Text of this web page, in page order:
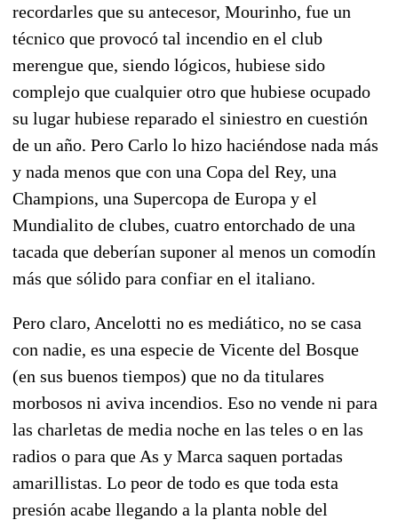
recordarles que su antecesor, Mourinho, fue un
técnico que provocó tal incendio en el club
merengue que, siendo lógicos, hubiese sido
complejo que cualquier otro que hubiese ocupado
su lugar hubiese reparado el siniestro en cuestión
de un año. Pero Carlo lo hizo haciéndose nada más
y nada menos que con una Copa del Rey, una
Champions, una Supercopa de Europa y el
Mundialito de clubes, cuatro entorchado de una
tacada que deberían suponer al menos un comodín
más que sólido para confiar en el italiano.
Pero claro, Ancelotti no es mediático, no se casa
con nadie, es una especie de Vicente del Bosque
(en sus buenos tiempos) que no da titulares
morbosos ni aviva incendios. Eso no vende ni para
las charletas de media noche en las teles o en las
radios o para que As y Marca saquen portadas
amarillistas. Lo peor de todo es que toda esta
presión acabe llegando a la planta noble del